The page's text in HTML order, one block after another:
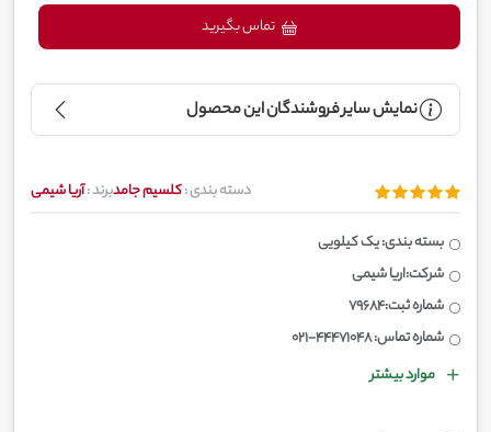
نمایش سایر فروشندگان این محصول
دسته بندی :کلسیم جامدبرند :آریا شیمی
بسته بندی: یک کیلویی
شرکت:اریا شیمی
شماره ثبت:79684
شماره تماس: 44471048-021
موارد بیشتر